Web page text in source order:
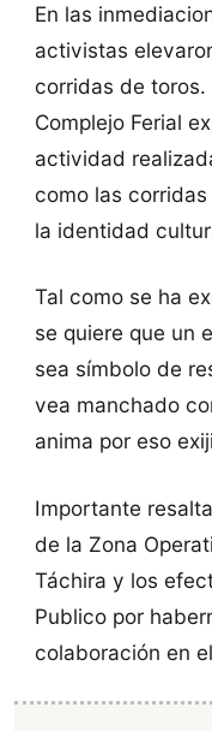
En las
activistas
corridas de toros.
Complejo Ferial
actividad
como las
la identidad
Tal como se ha
se quiere que un
sea símbolo de
vea manchado
anima por eso
Importante
de la Zona
Táchira y los
Publico por
colaboración en